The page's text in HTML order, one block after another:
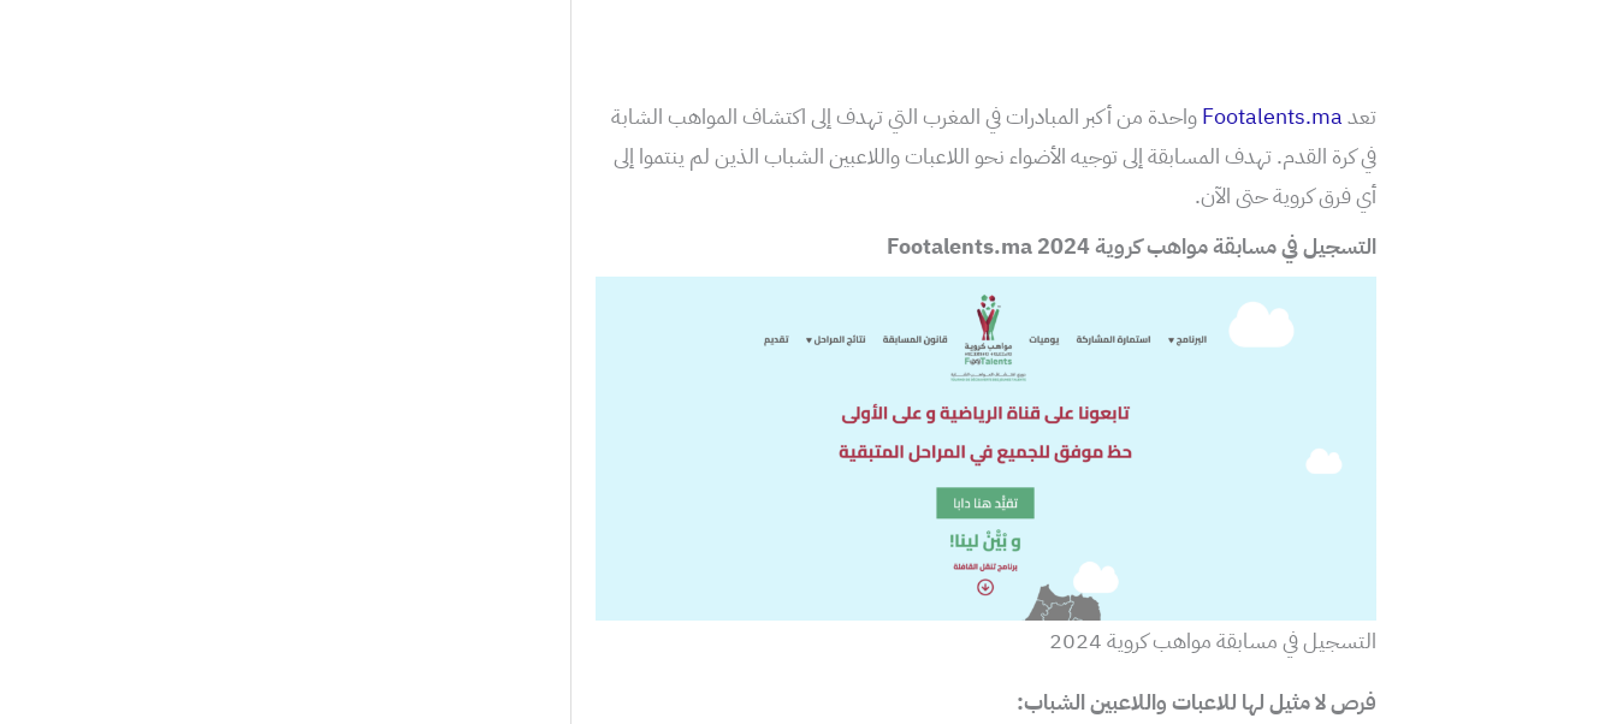
تعدFootalents.maواحدة من أكبر المبادرات في المغرب التي تهدف إلى اكتشاف المواهب الشابة
في كرة القدم. تهدف المسابقة إلى توجيه الأضواء نحو اللاعبات واللاعبين الشباب الذين لم ينتموا إلى
أي فرق كروية حتى الآن.
التسجيل في مسابقة مواهب كروية Footalents.ma 2024
التسجيل في مسابقة مواهب كروية 2024
فرص لا مثيل لها للاعبات واللاعبين الشباب: